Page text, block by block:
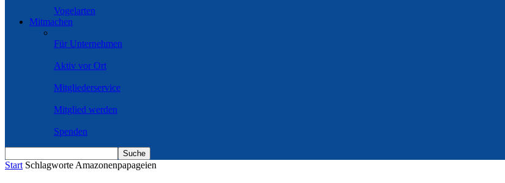
Vogelarten
Mitmachen
Für Unternehmen
Aktiv vor Ort
Mitgliederservice
Mitglied werden
Spenden
Start Schlagworte Amazonenpapageien